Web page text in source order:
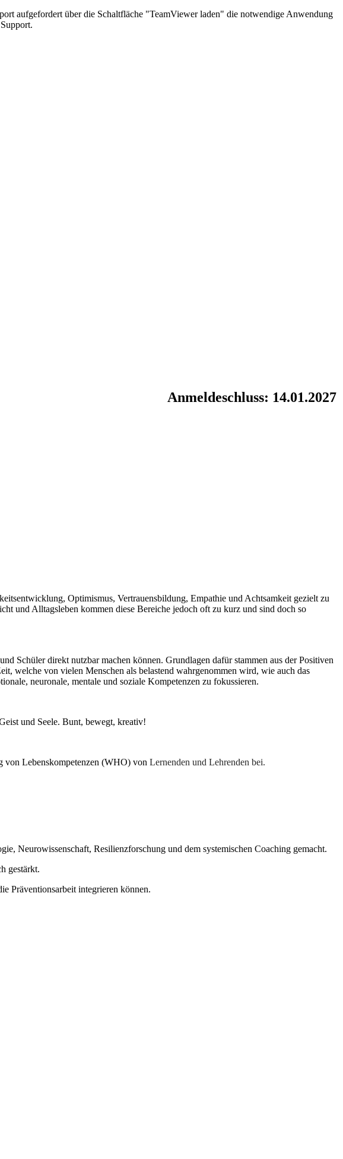
aufgefordert über die Schaltfläche "TeamViewer laden" die notwendige Anwendung
Anmeldeschluss: 14.01.2027
Optimismus, Vertrauensbildung, Empathie und Achtsamkeit gezielt zu
und Alltagsleben kommen diese Bereiche jedoch oft zu kurz und sind doch so
Schüler direkt nutzbar machen können. Grundlagen dafür stammen aus der Positiven
welche von vielen Menschen als belastend wahrgenommen wird, wie auch das
neuronale, mentale und soziale Kompetenzen zu fokussieren.
und Seele. Bunt, bewegt, kreativ!
von Lebenskompetenzen (WHO) von Lernenden und Lehrenden bei.
Neurowissenschaft, Resilienzforschung und dem systemischen Coaching gemacht.
gestärkt.
Präventionsarbeit integrieren können.